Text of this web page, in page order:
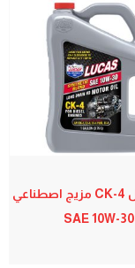
زيت الديزل CK-4 مزيج اصطناعي
SAE 10W-30